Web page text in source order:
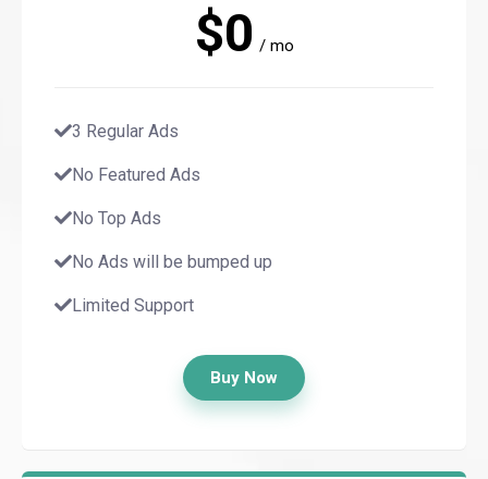
$0 / mo
3 Regular Ads
No Featured Ads
No Top Ads
No Ads will be bumped up
Limited Support
Buy Now